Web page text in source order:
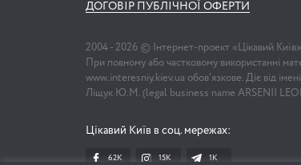
ДОГОВІР ПУБЛІЧНОЇ ОФЕРТИ
2004 - 2026 © Інтернет-проект «Цікавий Київ»
При повному або частковому використанні
www.interesniy.kiev.ua обов'язкове. Діє від
Ліщук Ю.М. (legal business name ARSENII
Цікавий Київ в соц. мережах:
62K 15K 1К